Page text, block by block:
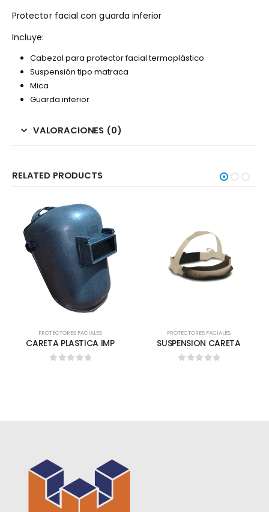
Protector facial con guarda inferior
Incluye:
Cabezal para protector facial termoplástico
Suspensión tipo matraca
Mica
Guarda inferior
VALORACIONES (0)
RELATED PRODUCTS
PROTECTORES FACIALES
CARETA PLASTICA IMP
PROTECTORES FACIALES
SUSPENSION CARETA